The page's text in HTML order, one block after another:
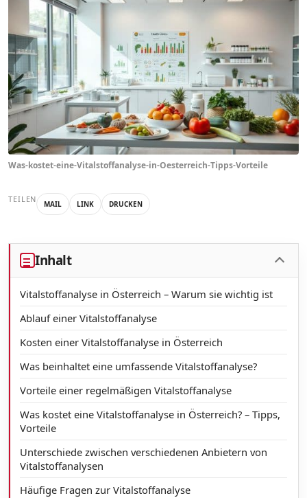
Was-kostet-eine-Vitalstoffanalyse-in-Oesterreich-Tipps-Vorteile
TEILEN MAIL LINK DRUCKEN
Inhalt
Vitalstoffanalyse in Österreich – Warum sie wichtig ist
Ablauf einer Vitalstoffanalyse
Kosten einer Vitalstoffanalyse in Österreich
Was beinhaltet eine umfassende Vitalstoffanalyse?
Vorteile einer regelmäßigen Vitalstoffanalyse
Was kostet eine Vitalstoffanalyse in Österreich? – Tipps,
Vorteile
Unterschiede zwischen verschiedenen Anbietern von
Vitalstoffanalysen
Häufige Fragen zur Vitalstoffanalyse